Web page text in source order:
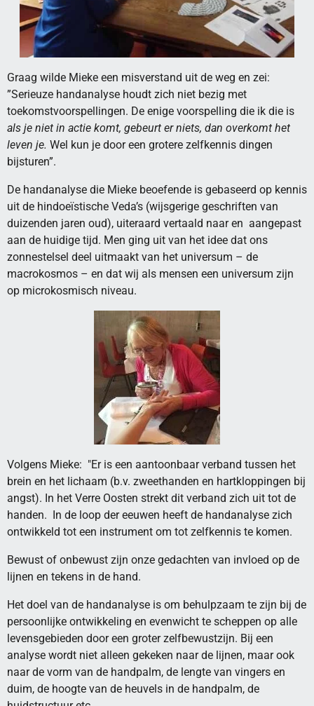
Graag wilde Mieke een misverstand uit de weg en zei:
”Serieuze handanalyse houdt zich niet bezig met
toekomstvoorspellingen. De enige voorspelling die ik die is
als je niet in actie komt, gebeurt er niets, dan overkomt het
leven je. Wel kun je door een grotere zelfkennis dingen
bijsturen”.
De handanalyse die Mieke beoefende is gebaseerd op kennis
uit de hindoeïstische Veda’s (wijsgerige geschriften van
duizenden jaren oud), uiteraard vertaald naar en aangepast
aan de huidige tijd. Men ging uit van het idee dat ons
zonnestelsel deel uitmaakt van het universum – de
macrokosmos – en dat wij als mensen een universum zijn
op microkosmisch niveau.
Volgens Mieke: "Er is een aantoonbaar verband tussen het
brein en het lichaam (b.v. zweethanden en hartkloppingen bij
angst). In het Verre Oosten strekt dit verband zich uit tot de
handen. In de loop der eeuwen heeft de handanalyse zich
ontwikkeld tot een instrument om tot zelfkennis te komen.
Bewust of onbewust zijn onze gedachten van invloed op de
lijnen en tekens in de hand.
Het doel van de handanalyse is om behulpzaam te zijn bij de
persoonlijke ontwikkeling en evenwicht te scheppen op alle
levensgebieden door een groter zelfbewustzijn. Bij een
analyse wordt niet alleen gekeken naar de lijnen, maar ook
naar de vorm van de handpalm, de lengte van vingers en
duim, de hoogte van de heuvels in de handpalm, de